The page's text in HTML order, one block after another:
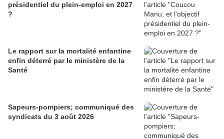
présidentiel du plein-emploi en 2027
?
Le rapport sur la mortalité enfantine
enfin déterré par le ministère de la
Santé
Sapeurs-pompiers; communiqué des
syndicats du 3 août 2026